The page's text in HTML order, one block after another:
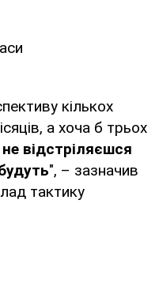
кількох
а хоча б трьох
відстріляєшся
", – зазначив
тактику